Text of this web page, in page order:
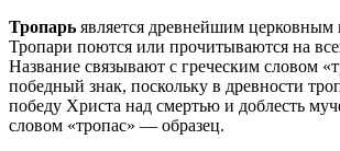
Тропарь является древнейшим церковным
Тропари поются или прочитываются на
Название связывают с греческим словом
победный знак, поскольку в древности
победу Христа над смертью и доблесть
словом «тропас» — образец.